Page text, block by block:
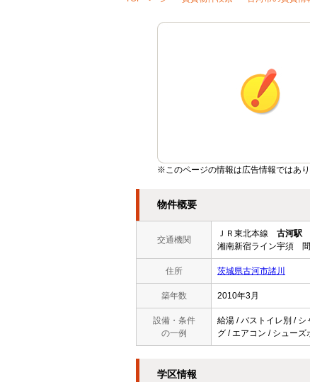
※このページの情報は広告情報ではあ
物件概要
交通機関
ＪＲ東北本線 古河駅
湘南新宿ライン宇須
住所 茨城県古河市諸川
築年数 2010年3月
設備・条件
の一例
給湯 / バストイレ別 /
グ / エアコン / シュー
学区情報